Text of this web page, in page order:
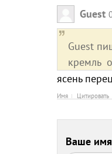
Guest
Guest
кремль
ясень
Имя Цитировать
Ваше имя